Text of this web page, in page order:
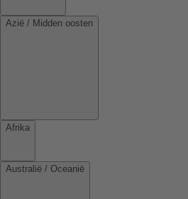
Azië / Midden oosten
Afrika
Australië / Oceanië